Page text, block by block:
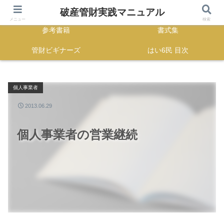
HOME 正誤表
参考書籍 書式集
管財ビギナーズ はい6民 目次
個人事業者の営業継続
個人事業者
2013.06.29
メニュー
破産管財実践マニュアル
検索